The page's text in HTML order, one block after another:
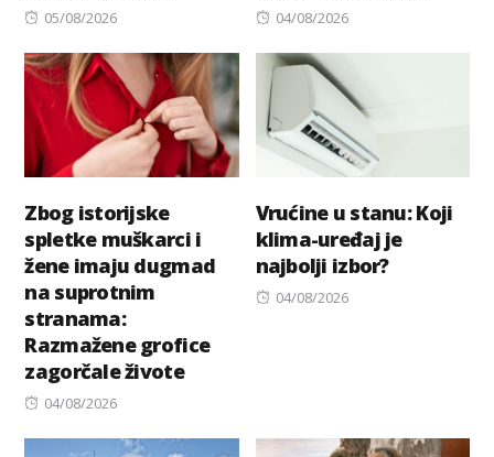
Posted
05/08/2026
Posted
04/08/2026
Zbog istorijske
spletke muškarci i
žene imaju dugmad
na suprotnim
stranama:
Razmažene grofice
zagorčale živote
Posted
04/08/2026
Vrućine u stanu: Koji
klima-uređaj je
najbolji izbor?
Posted
04/08/2026